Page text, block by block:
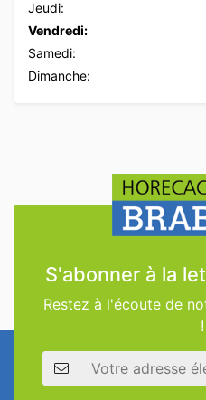
Jeudi:
Vendredi:
Samedi:
Dimanche:
S'abonner à la
Restez à l'écoute de
!
Adresse électronique